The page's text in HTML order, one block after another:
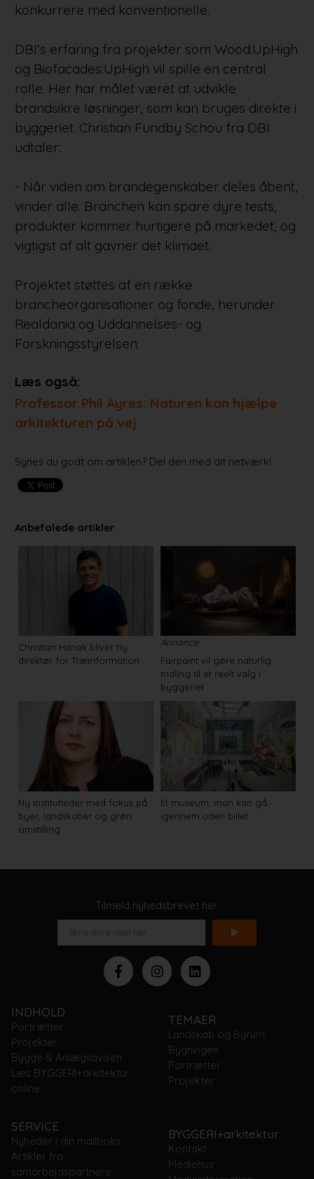
konkurrere med konventionelle.
DBI’s erfaring fra projekter som Wood:UpHigh
og Biofacades:UpHigh vil spille en central
rolle. Her har målet været at udvikle
brandsikre løsninger, som kan bruges direkte i
byggeriet. Christian Fundby Schou fra DBI
udtaler:
- Når viden om brandegenskaber deles åbent,
vinder alle. Branchen kan spare dyre tests,
produkter kommer hurtigere på markedet, og
vigtigst af alt gavner det klimaet.
Projektet støttes af en række
brancheorganisationer og fonde, herunder
Realdania og Uddannelses- og
Forskningsstyrelsen.
Læs også:
Professor Phil Ayres: Naturen kan hjælpe
arkitekturen på vej
Synes du godt om artiklen? Del den med dit netværk!
Anbefalede artikler
Christian Hanak bliver ny
direktør for Træinformation
Annonce
Fairpaint vil gøre naturlig
maling til et reelt valg i
byggeriet
Ny institutleder med fokus på
byer, landskaber og grøn
omstilling
Et museum, man kan gå
igennem uden billet
Tilmeld nyhedsbrevet her
INDHOLD
Portrætter
Projekter
Bygge & Anlægsavisen
Læs BYGGERI+arkitektur
online
TEMAER
Landskab og Byrum
Bygningen
Portrætter
Projekter
SERVICE
Nyheder i din mailboks
Artikler fra
samarbejdspartnere
BYGGERI+arkitektur
Kontakt
Mediehus